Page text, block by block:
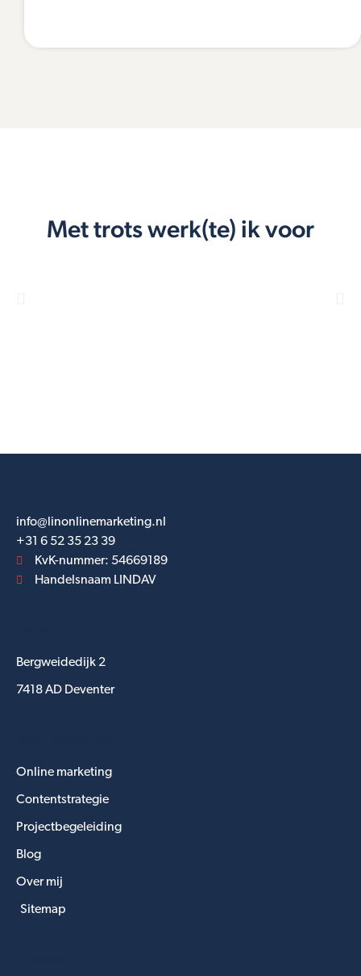
Met trots werk(te) ik voor
info@linonlinemarketing.nl
+31 6 52 35 23 39
KvK-nummer: 54669189
Handelsnaam LINDAV
Bergweidedijk 2
7418 AD Deventer
Online marketing
Contentstrategie
Projectbegeleiding
Blog
Over mij
Sitemap